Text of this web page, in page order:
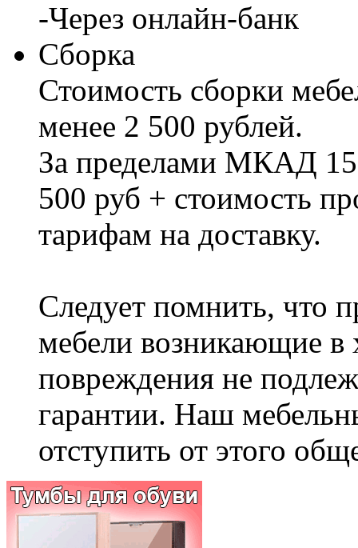
-Через онлайн-банк
Сборка
Стоимость сборки
менее 2 500 рублей.
За пределами МКАД
500 руб + стоимость
тарифам на доставку.
Следует помнить, что
мебели возникающие в
повреждения не
гарантии. Наш
отступить от этого